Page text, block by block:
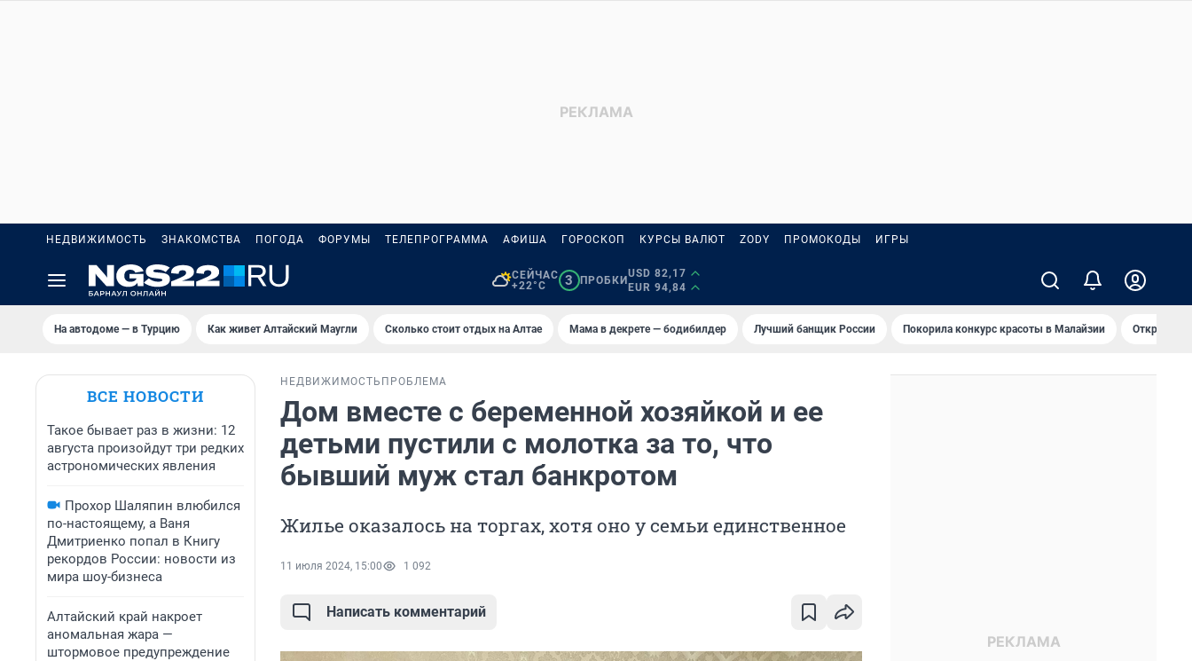
НЕДВИЖИМОСТЬ ЗНАКОМСТВА ПОГОДА ФОРУМЫ ТЕЛЕПРОГРАММА АФИША ГОРОСКОП КУРСЫ ВАЛЮТ ZODY ПРОМОКОДЫ ИГРЫ
СЕЙЧАС
+22°C
3 ПРОБКИ
USD 82,17
EUR 94,84
На автодоме — в Турцию Как живет Алтайский Маугли Сколько стоит отдых на Алтае Мама в декрете — бодибилдер Лучший банщик России Покорила конкурс красоты в Малайзии Открыл
ВСЕ НОВОСТИ
Такое бывает раз в жизни: 12
августа произойдут три редких
астрономических явления
Прохор Шаляпин влюбился
по-настоящему, а Ваня
Дмитриенко попал в Книгу
рекордов России: новости из
мира шоу-бизнеса
Алтайский край накроет
аномальная жара —
штормовое предупреждение
НЕДВИЖИМОСТЬ ПРОБЛЕМА
Дом вместе с беременной хозяйкой и ее
детьми пустили с молотка за то, что
бывший муж стал банкротом
Жилье оказалось на торгах, хотя оно у семьи единственное
11 июля 2024, 15:00 1 092
Написать комментарий